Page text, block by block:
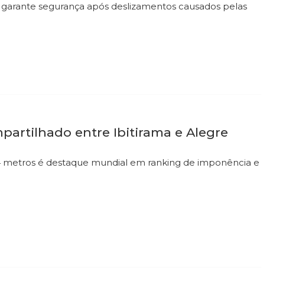
segurança após deslizamentos causados pelas
entre Ibitirama e Alegre
metros é destaque mundial em ranking de imponência e